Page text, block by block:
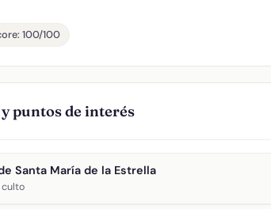
100/100
puntos de interés
Santa María de la Estrella
culto